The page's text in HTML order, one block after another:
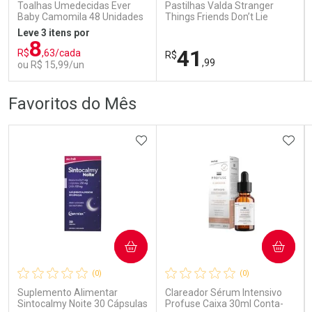
Comprar sem Desconto
Por R$ 70,79/cada
Por R$ 70,79/cada
Comprar sem Desconto
Por R$ 123,29/cada
Por R$ 123,29/cada
Toalhas Umedecidas Ever
Baby Camomila 48 Unidades
Leve 3 itens por
R$8,63/cada
ou R$ 15,99/un
Comprar sem Desconto
Por R$ 15,99/cada
Comprar sem Desconto
Por R$ 15,99/cada
Pastilhas Valda Stranger
Things Friends Don’t Lie
R$41 ,99
Comprar sem Desconto
Por R$ 41,99/cada
Comprar sem Desconto
Por R$ 41,99/cada
Favoritos do Mês
(0)
Suplemento Alimentar
Sintocalmy Noite 30 Cápsulas
ADICIONAR AOS FAVORITOS
COMPRAR
(0)
Clareador Sérum Intensivo
Profuse Caixa 30ml Conta-
COMPRAR